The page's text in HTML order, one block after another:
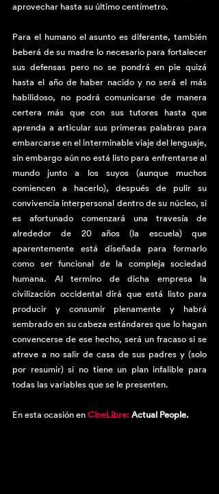
aprovechar hasta su último centímetro.
Para el humano el asunto es diferente, también
beberá de su madre lo necesario para fortalecer
sus defensas pero no se pondrá en pie quizá
hasta el año de haber nacido y no será el más
habilidoso, no podrá comunicarse de manera
certera más que con sus tutores hasta que
aprenda a articular sus primeras palabras para
embarcarse en el interminable viaje del lenguaje,
sin embargo aún no está listo para enfrentarse al
mundo junto a los suyos (aunque muchos
comiencen a hacerlo), después de pulir su
convivencia interpersonal dentro de su núcleo, si
es afortunado comenzará una travesía de
alrededor de 20 años (la escuela) que
aparentemente está diseñada para formarlo
como ser funcional de la compleja sociedad
humana. Al termino de dicha empresa la
civilización occidental dirá que está listo para
producir y consumir plenamente y habrá
sembrado en su cabeza estándares que lo hagan
convencerse de ese hecho, será un fracaso si se
atreve a no salir de casa de sus padres y (solo
por resumir) si no tiene un plan infalible para
todas las variables que se le presenten.
En esta ocasión en CineLibre:Actual People.